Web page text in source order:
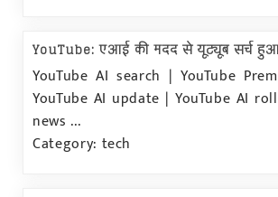
YouTube: एआई की मदद से यूट्यूब सर्च हुआ
YouTube AI search | YouTube
YouTube AI update | YouTube AI
news ...
Category: tech